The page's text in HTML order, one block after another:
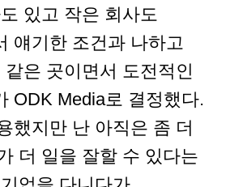
있고 작은 회사도
얘기한 조건과 나하고
은 곳이면서 도전적인
ODK Media로 결정했다.
했지만 난 아직은 좀 더
더 일을 잘할 수 있다는